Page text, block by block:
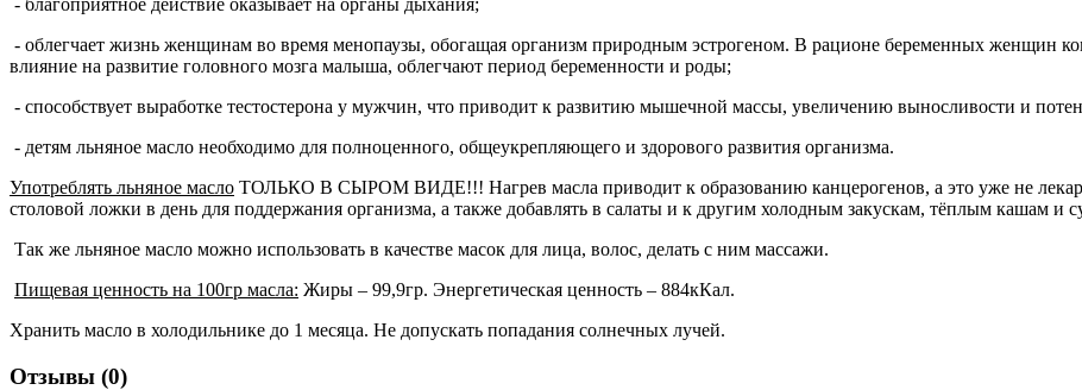
- облегчает жизнь женщинам во время менопаузы, обогащая организм природным эстрогеном. В рационе беременных женщин
влияние на развитие головного мозга малыша, облегчают период беременности и роды;
- способствует выработке тестостерона у мужчин, что приводит к развитию мышечной массы, увеличению выносливости и
- детям льняное масло необходимо для полноценного, общеукрепляющего и здорового развития организма.
Употреблять льняное масло ТОЛЬКО В СЫРОМ ВИДЕ!!! Нагрев масла приводит к образованию канцерогенов, а это уже не
столовой ложки в день для поддержания организма, а также добавлять в салаты и к другим холодным закускам, тёплым кашам и
Так же льняное масло можно использовать в качестве масок для лица, волос, делать с ним массажи.
Пищевая ценность на 100гр масла: Жиры – 99,9гр. Энергетическая ценность – 884кКал.
Хранить масло в холодильнике до 1 месяца. Не допускать попадания солнечных лучей.
Отзывы (0)